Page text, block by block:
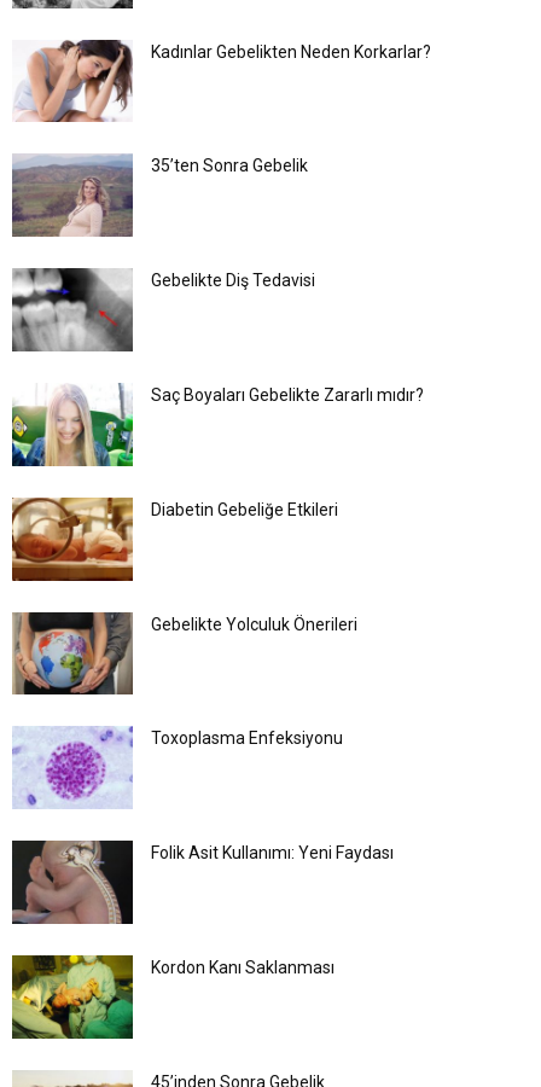
Kadınlar Gebelikten Neden Korkarlar?
35’ten Sonra Gebelik
Gebelikte Diş Tedavisi
Saç Boyaları Gebelikte Zararlı mıdır?
Diabetin Gebeliğe Etkileri
Gebelikte Yolculuk Önerileri
Toxoplasma Enfeksiyonu
Folik Asit Kullanımı: Yeni Faydası
Kordon Kanı Saklanması
45’inden Sonra Gebelik